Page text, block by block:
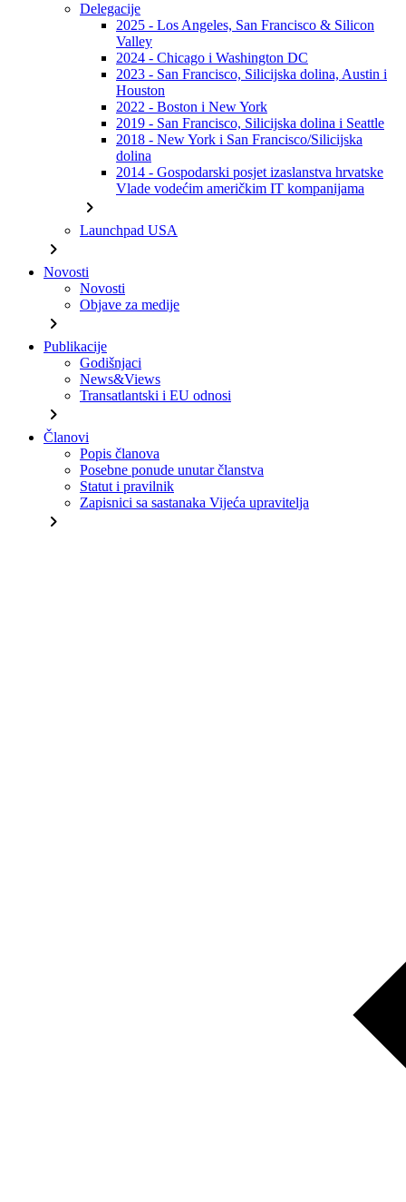
Delegacije
2025 - Los Angeles, San Francisco & Silicon
Valley
2024 - Chicago i Washington DC
2023 - San Francisco, Silicijska dolina, Austin i
Houston
2022 - Boston i New York
2019 - San Francisco, Silicijska dolina i Seattle
2018 - New York i San Francisco/Silicijska
dolina
2014 - Gospodarski posjet izaslanstva hrvatske
Vlade vodećim američkim IT kompanijama
chevron_right
Launchpad USA
chevron_right
Novosti
Novosti
Objave za medije
chevron_right
Publikacije
Godišnjaci
News&Views
Transatlantski i EU odnosi
chevron_right
Članovi
Popis članova
Posebne ponude unutar članstva
Statut i pravilnik
Zapisnici sa sastanaka Vijeća upravitelja
chevron_right